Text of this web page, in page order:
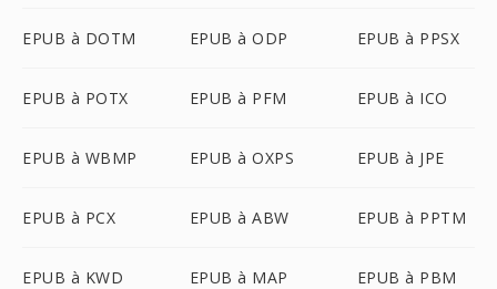
EPUB à DOTM EPUB à ODP EPUB à PPSX
EPUB à POTX EPUB à PFM EPUB à ICO
EPUB à WBMP EPUB à OXPS EPUB à JPE
EPUB à PCX EPUB à ABW EPUB à PPTM
EPUB à KWD EPUB à MAP EPUB à PBM